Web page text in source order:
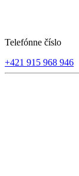
Telefónne číslo
+421 915 968 946